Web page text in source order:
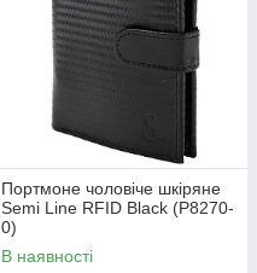
Портмоне чоловіче шкіряне
Semi Line RFID Black (P8270-
0)
В наявності